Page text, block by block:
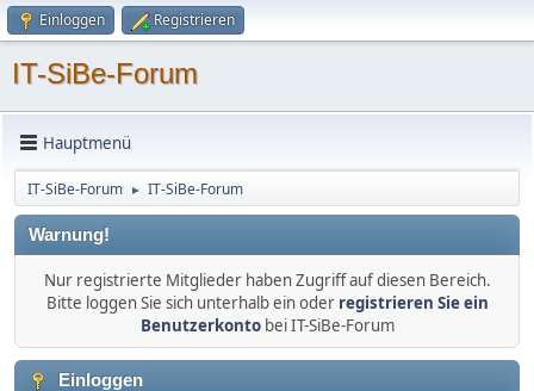
Einloggen Registrieren
IT-SiBe-Forum
Hauptmenü
IT-SiBe-Forum ► IT-SiBe-Forum
Warnung!
Nur registrierte Mitglieder haben Zugriff auf diesen Bereich.
Bitte loggen Sie sich unterhalb ein oder registrieren Sie ein
Benutzerkontobei IT-SiBe-Forum
Einloggen